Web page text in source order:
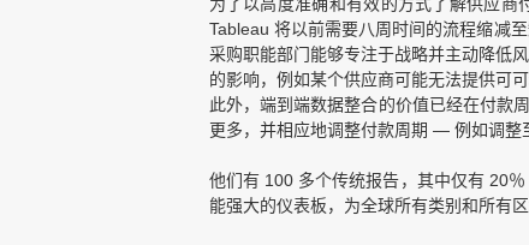
Tableau 将以前需要八周时间的流程缩减
采购职能部门能够专注于战略并主动降低
的影响，例如某个供应商可能无法提供可
此外，端到端数据整合的价值已经在付款
更多，并相应地调整付款周期 — 例如调整
他们有 100 多个传统报告，其中仅有 20
能强大的仪表板，为全球所有类别和所有